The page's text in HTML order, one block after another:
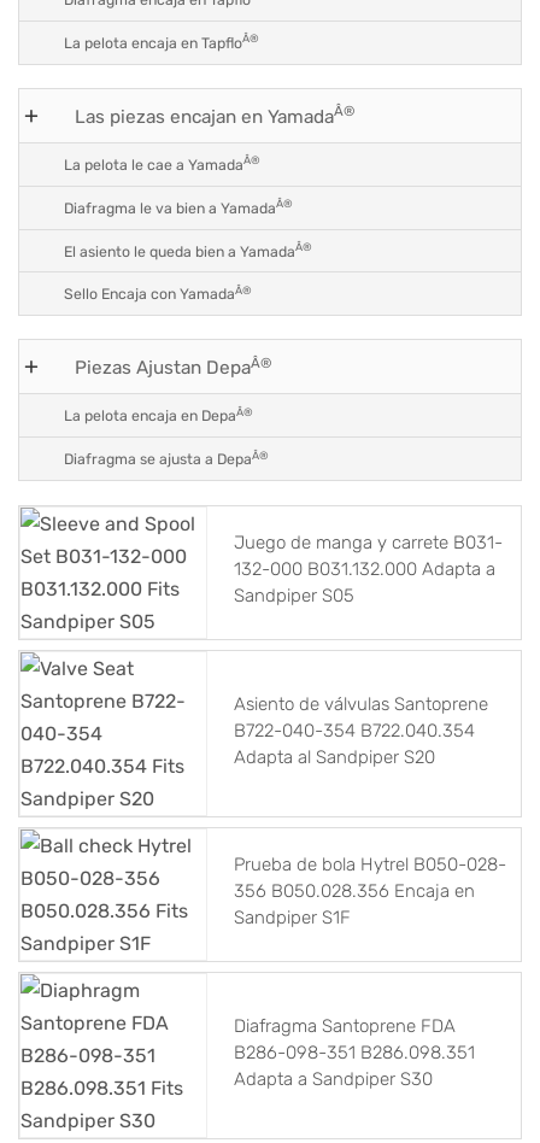
La pelota encaja en TapfloÂ®
Las piezas encajan en YamadaÂ®
La pelota le cae a YamadaÂ®
Diafragma le va bien a YamadaÂ®
El asiento le queda bien a YamadaÂ®
Sello Encaja con YamadaÂ®
Piezas Ajustan DepaÂ®
La pelota encaja en DepaÂ®
Diafragma se ajusta a DepaÂ®
Juego de manga y carrete B031-
132-000 B031.132.000 Adapta a
Sandpiper S05
Asiento de válvulas Santoprene
B722-040-354 B722.040.354
Adapta al Sandpiper S20
Prueba de bola Hytrel B050-028-
356 B050.028.356 Encaja en
Sandpiper S1F
Diafragma Santoprene FDA
B286-098-351 B286.098.351
Adapta a Sandpiper S30